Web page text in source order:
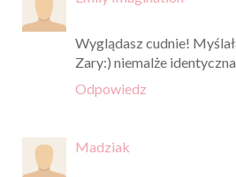
Wyglądasz cudnie!
Zary:) niemalże
Odpowiedz
Madziak